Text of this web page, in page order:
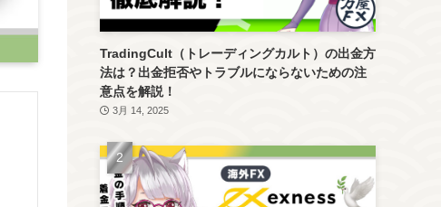
TradingCult（トレーディングカルト）の出金方
法は？出金拒否やトラブルにならないための注
意点を解説！
3月 14, 2025